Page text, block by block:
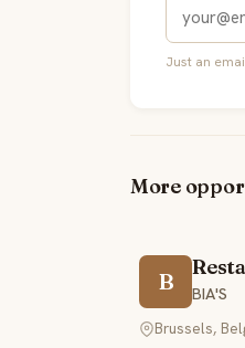
Just an
More
B
BIA'S
Brussels,